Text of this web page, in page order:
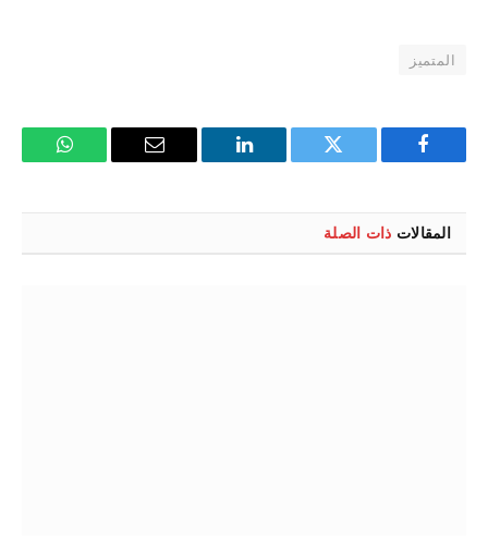
المتميز
فيسبوك تويتر لينكدإن
البريد
واتساب
المقالات ذات الصلة